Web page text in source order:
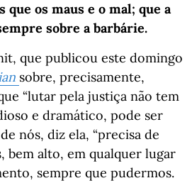
que os maus e o mal; que a
sobre a barbárie.
que publicou este domingo
sobre, precisamente,
“lutar pela justiça não tem
e dramático, pode ser
nós, diz ela, “precisa de
bem alto, em qualquer lugar
sempre que pudermos.